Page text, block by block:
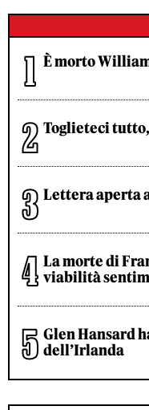
È morto
Toglieteci
Lettera aperta
La morte di
viabilità
Glen Hansard
dell’Irlanda